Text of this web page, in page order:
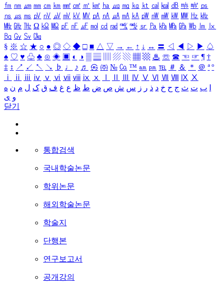
㎙ ㎚ ㎛ ㎜ ㎝ ㎞ ㎟ ㎠ ㎡ ㎢ ㏊ ㎍ ㎎ ㎏ ㏏ ㎈ ㎉ ㏈ ㎧ ㎨ ㎰
㎱ ㎲ ㎳ ㎴ ㎵ ㎶ ㎷ ㎸ ㎹ ㎀ ㎁ ㎂ ㎃ ㎄ ㎺ ㎻ ㎽ ㎾ ㎿ ㎐ ㎑
㎒ ㎓ ㎔ Ω ㏀ ㏁ ㎊ ㎋ ㎌ ㏖ ㏅ ㎭ ㎮ ㎯ ㏛ ㎩ ㎪ ㎫ ㎬ ㏝ ㏐
㏓
㏃ ㏉ ㏜ ㏆
§ ※ ☆ ★ ○ ● ◎ ◇ ◆ □ ■ △ ▽ → ← ↑ ↓ ↔ 〓 ◁ ◀ ▷ ▶ ♤
♠ ♡ ♥ ♧ ♣ ⊙ ◈ ▣ ◐ ◑ ▒ ▤ ▨ ▧ ▦ ▩ ♨ ☏ ☎ ☜ ☞ ¶ †
‡ ↕ ↗ ↙ ↖ ↘ ♭ ♩ ♪ ♬ ㉿ ㈜ № ㏇ ™ ㏂ ㏘ ℡ ＃ ＆ ＊ ＠ ª º
ⅰ
ⅱ ⅲ ⅳ ⅴ ⅵ ⅶ ⅷ ⅸ ⅹ Ⅳ Ⅴ Ⅵ Ⅶ Ⅷ Ⅸ Ⅹ
ب ت ث ج ح خ د ذ ر ز س ش ص ض ط ظ ع غ ف ق ک ل م ن ه
و ی
닫기
통합검색
국내학술논문
학위논문
해외학술논문
학술지
단행본
연구보고서
공개강의